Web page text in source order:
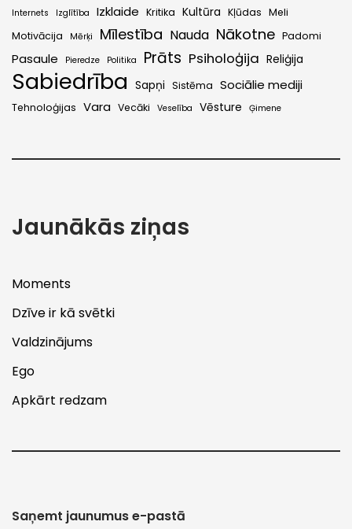
Internets Izglītība Izklaide Kritika Kultūra Kļūdas Meli
Motivācija
Mērķi Mīlestība Nauda Nākotne Padomi
Pasaule Pieredze Politika Prāts Psiholoģija Reliģija
Sabiedrība Sapņi Sistēma Sociālie mediji
Tehnoloģijas Vara Vecāki Veselība Vēsture Ģimene
Jaunākās ziņas
Moments
Dzīve ir kā svētki
Valdzinājums
Ego
Apkārt redzam
Saņemt jaunumus e-pastā